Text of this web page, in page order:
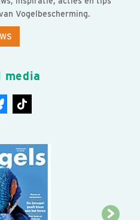
Vogelbescherming.
media